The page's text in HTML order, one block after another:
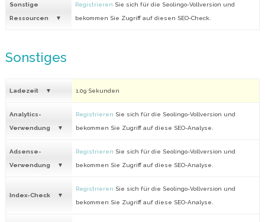
Sonstige
Ressourcen
Registrieren Sie sich für die Seolingo-Vollversion und
bekommen Sie Zugriff auf diesen SEO-Check.
Sonstiges
Ladezeit 1.09 Sekunden
Analytics-
Verwendung
Registrieren Sie sich für die Seolingo-Vollversion und
bekommen Sie Zugriff auf diese SEO-Analyse.
Adsense-
Verwendung
Registrieren Sie sich für die Seolingo-Vollversion und
bekommen Sie Zugriff auf diese SEO-Analyse.
Index-Check
Registrieren Sie sich für die Seolingo-Vollversion und
bekommen Sie Zugriff auf diese SEO-Analyse.